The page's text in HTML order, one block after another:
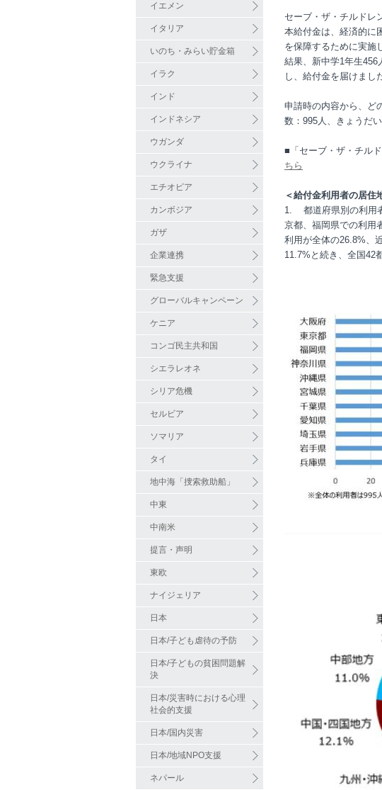
イエメン
イタリア
いのち・みらい貯金箱
イラク
インド
インドネシア
ウガンダ
ウクライナ
エチオピア
カンボジア
ガザ
企業連携
緊急支援
グローバルキャンペーン
ケニア
コンゴ民主共和国
シエラレオネ
シリア危機
セルビア
ソマリア
タイ
地中海「捜索救助船」
中東
中南米
提言・声明
東欧
ナイジェリア
日本
日本/子ども虐待の予防
日本/子どもの貧困問題解
決
日本/災害時における心理
社会的支援
日本/国内災害
日本/地域NPO支援
ネパール
セーブ・ザ・チルドレ
本給付金は、経済的に
を保障するために実施
結果、新中学1年生456
し、給付金を届けまし
申請時の内容から、ど
数：995人、きょうだ
■「セーブ・ザ・チル
ちら
＜給付金利用者の居住
1. 都道府県別の利用
京都、福岡県での利用
利用が全体の26.8%、
11.7%と続き、全国42